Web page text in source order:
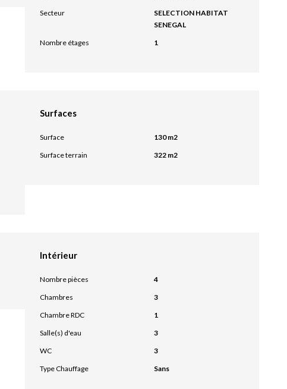
Secteur
SELECTION HABITAT
SENEGAL
Nombre étages
1
Surfaces
Surface
130 m2
Surface terrain
322 m2
Intérieur
Nombre pièces
4
Chambres
3
Chambre RDC
1
Salle(s) d'eau
3
WC
3
Type Chauffage
Sans